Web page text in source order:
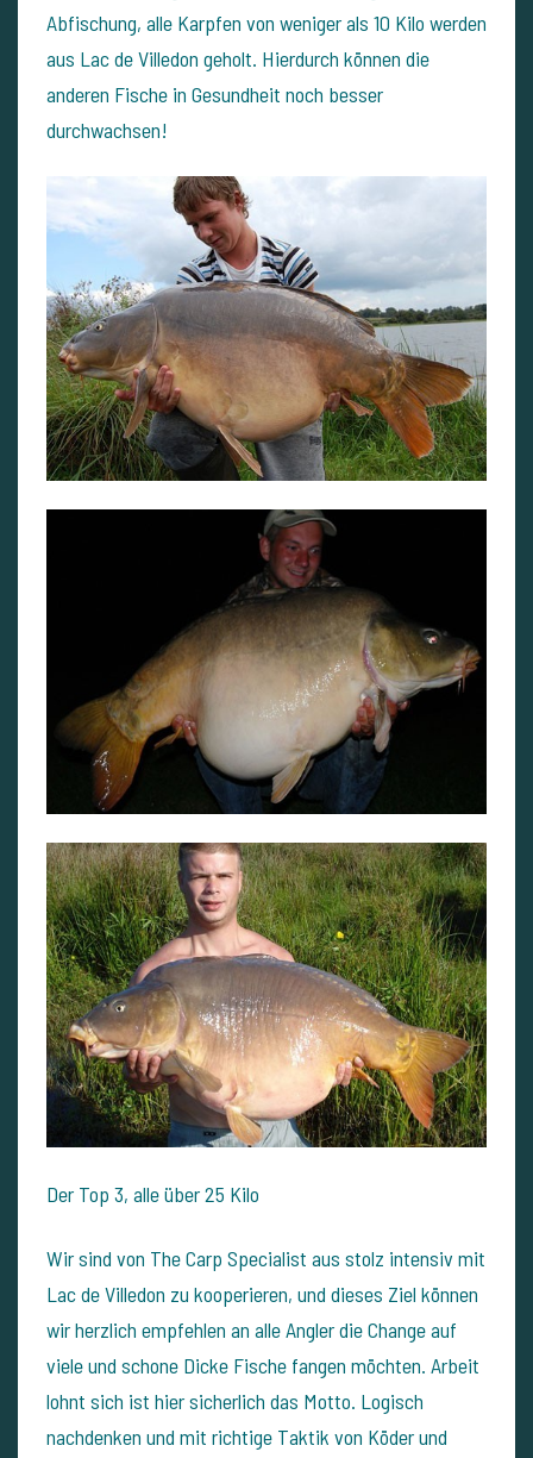
Abfischung, alle Karpfen von weniger als 10 Kilo werden
aus Lac de Villedon geholt. Hierdurch können die
anderen Fische in Gesundheit noch besser
durchwachsen!
Der Top 3, alle über 25 Kilo
Wir sind von The Carp Specialist aus stolz intensiv mit
Lac de Villedon zu kooperieren, und dieses Ziel können
wir herzlich empfehlen an alle Angler die Change auf
viele und schone Dicke Fische fangen möchten. Arbeit
lohnt sich ist hier sicherlich das Motto. Logisch
nachdenken und mit richtige Taktik von Köder und